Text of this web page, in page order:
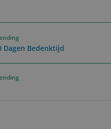
Dagen Bedenktijd